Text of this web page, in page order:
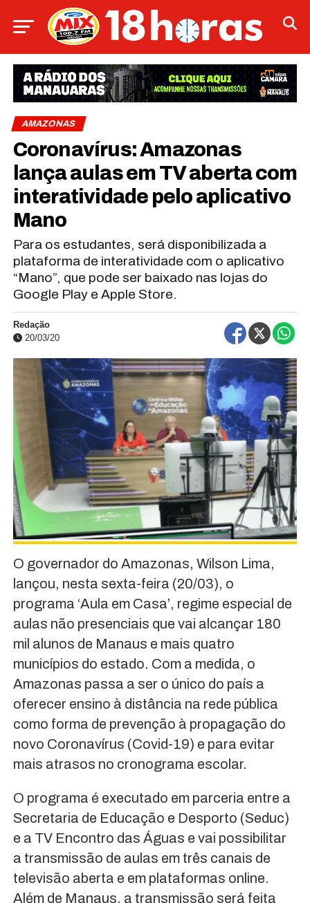
AMAZONAS
Coronavírus: Amazonas
lança aulas em TV aberta com
interatividade pelo aplicativo
Mano
Para os estudantes, será disponibilizada a
plataforma de interatividade com o aplicativo
“Mano”, que pode ser baixado nas lojas do
Google Play e Apple Store.
Redação
20/03/20
O governador do Amazonas, Wilson Lima,
lançou, nesta sexta-feira (20/03), o
programa ‘Aula em Casa’, regime especial de
aulas não presenciais que vai alcançar 180
mil alunos de Manaus e mais quatro
municípios do estado. Com a medida, o
Amazonas passa a ser o único do país a
oferecer ensino à distância na rede pública
como forma de prevenção à propagação do
novo Coronavírus (Covid-19) e para evitar
mais atrasos no cronograma escolar.
O programa é executado em parceria entre a
Secretaria de Educação e Desporto (Seduc)
e a TV Encontro das Águas e vai possibilitar
a transmissão de aulas em três canais de
televisão aberta e em plataformas online.
Além de Manaus, a transmissão será feita